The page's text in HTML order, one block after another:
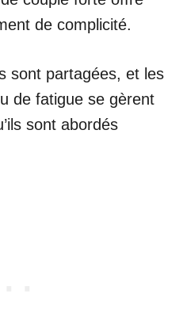
de complicité.
sont partagées, et les
de fatigue se gèrent
sont abordés